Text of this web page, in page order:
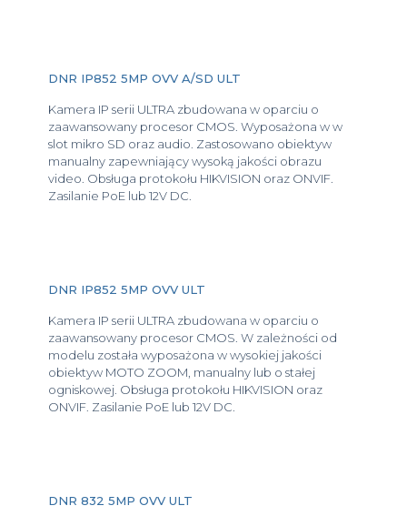
DNR IP852 5MP OVV A/SD ULT
Kamera IP serii ULTRA zbudowana w oparciu o
zaawansowany procesor CMOS. Wyposażona w w
slot mikro SD oraz audio. Zastosowano obiektyw
manualny zapewniający wysoką jakości obrazu
video. Obsługa protokołu HIKVISION oraz ONVIF.
Zasilanie PoE lub 12V DC.
DNR IP852 5MP OVV ULT
Kamera IP serii ULTRA zbudowana w oparciu o
zaawansowany procesor CMOS. W zależności od
modelu została wyposażona w wysokiej jakości
obiektyw MOTO ZOOM, manualny lub o stałej
ogniskowej. Obsługa protokołu HIKVISION oraz
ONVIF. Zasilanie PoE lub 12V DC.
DNR 832 5MP OVV ULT